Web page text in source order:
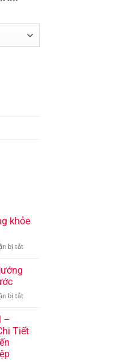
khỏe
bị tắtở
và
bị tắtở
Nail:
Hướng
–
Tiết